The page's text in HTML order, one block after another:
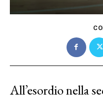
All’esordio nella